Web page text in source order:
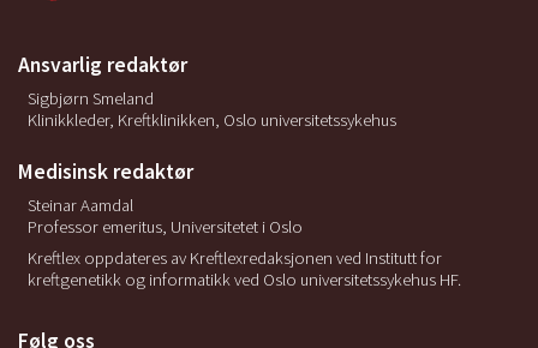
Ansvarlig redaktør
Sigbjørn Smeland
Klinikkleder, Kreftklinikken, Oslo universitetssykehus
Medisinsk redaktør
Steinar Aamdal
Professor emeritus, Universitetet i Oslo
Kreftlex oppdateres av Kreftlexredaksjonen ved Institutt for
kreftgenetikk og informatikk ved Oslo universitetssykehus HF.
Følg oss